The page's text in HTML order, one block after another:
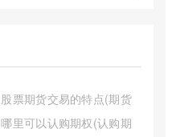
股票期货交易的特点(期货
哪里可以认购期权(认购期